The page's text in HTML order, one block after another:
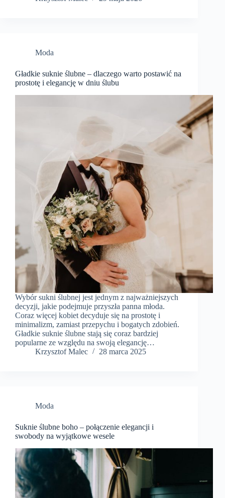
Moda
Gładkie suknie ślubne – dlaczego warto postawić na
prostotę i elegancję w dniu ślubu
Wybór sukni ślubnej jest jednym z najważniejszych
decyzji, jakie podejmuje przyszła panna młoda.
Coraz więcej kobiet decyduje się na prostotę i
minimalizm, zamiast przepychu i bogatych zdobień.
Gładkie suknie ślubne stają się coraz bardziej
popularne ze względu na swoją elegancję…
Krzysztof Malec
28 marca 2025
Moda
Suknie ślubne boho – połączenie elegancji i
swobody na wyjątkowe wesele